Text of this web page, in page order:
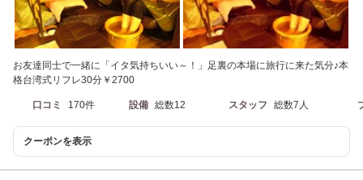
お友達同士で一緒に「イタ気持ちいい～！」足裏の本場に旅行に来た気分♪本
格台湾式リフレ30分￥2700
口コミ 170件 設備 総数12 スタッフ 総数7人
クーポンを表示